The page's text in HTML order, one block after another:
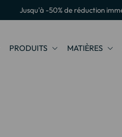
Jusqu'à -50% de réduction
PRODUITS MATIÈRES